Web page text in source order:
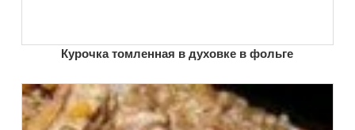
Курочка томленная в духовке в фольге